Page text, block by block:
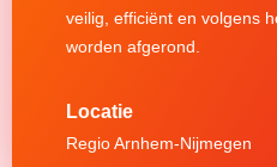
veilig, efficiënt en volgens
worden afgerond.
Regio Arnhem-Nijmegen